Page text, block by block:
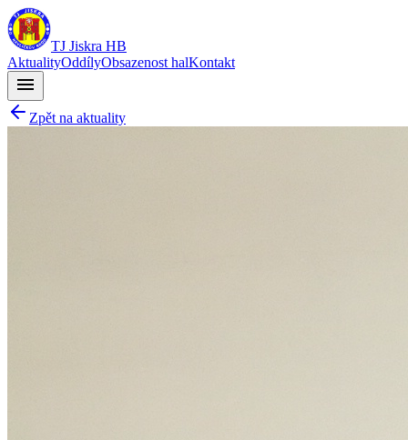
TJ Jiskra HB
AktualityOddílyObsazenost halKontakt
menu
Zpět na aktuality